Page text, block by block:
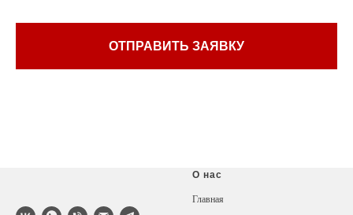
ОТПРАВИТЬ ЗАЯВКУ
О нас
Главная